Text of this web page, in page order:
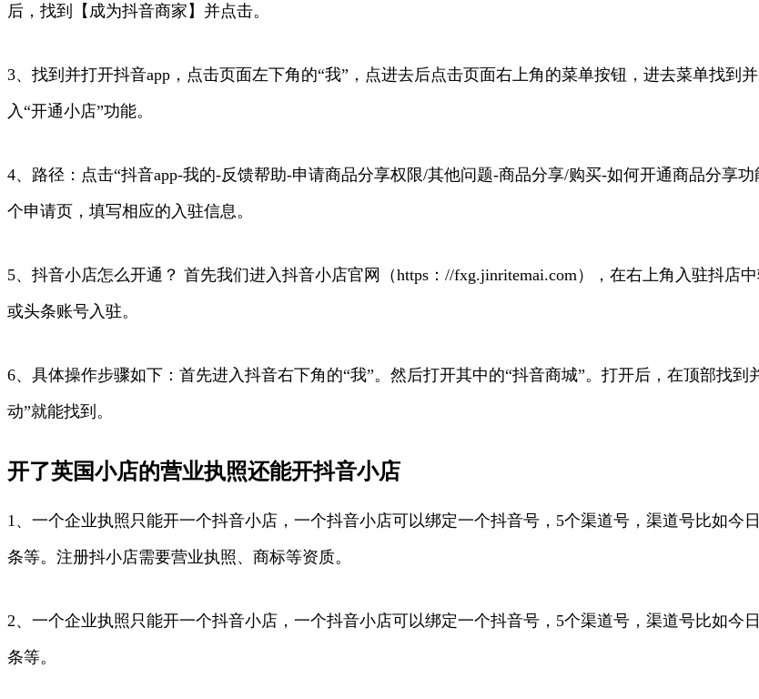
后，找到【成为抖音商家】并点击。
3、找到并打开抖音app，点击页面左下角的“我”，点进去后点击页面右上角的菜单按钮，进去菜单找到
入“开通小店”功能。
4、路径：点击“抖音app-我的-反馈帮助-申请商品分享权限/其他问题-商品分享/购买-如何开通商品分享
个申请页，填写相应的入驻信息。
5、抖音小店怎么开通？ 首先我们进入抖音小店官网（https：//fxg.jinritemai.com），在右上角入驻抖店
或头条账号入驻。
6、具体操作步骤如下：首先进入抖音右下角的“我”。然后打开其中的“抖音商城”。打开后，在顶部找
动”就能找到。
开了英国小店的营业执照还能开抖音小店
1、一个企业执照只能开一个抖音小店，一个抖音小店可以绑定一个抖音号，5个渠道号，渠道号比如今
条等。注册抖小店需要营业执照、商标等资质。
2、一个企业执照只能开一个抖音小店，一个抖音小店可以绑定一个抖音号，5个渠道号，渠道号比如今
条等。